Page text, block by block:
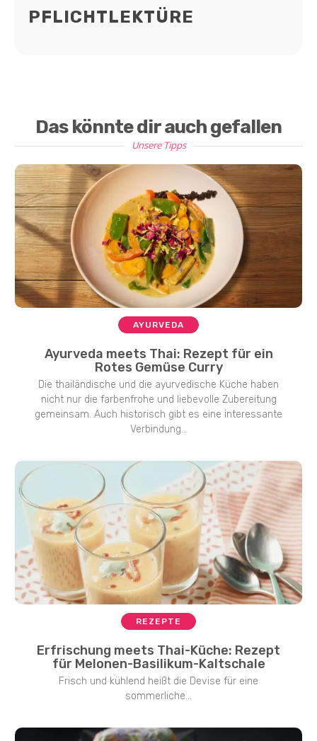
PFLICHTLEKTÜRE
Das könnte dir auch gefallen
Unsere Tipps
AYURVEDA
Ayurveda meets Thai: Rezept für ein
Rotes Gemüse Curry
Die thailändische und die ayurvedische Küche haben
nicht nur die farbenfrohe und liebevolle Zubereitung
gemeinsam. Auch historisch gibt es eine interessante
Verbindung...
REZEPTE
Erfrischung meets Thai-Küche: Rezept
für Melonen-Basilikum-Kaltschale
Frisch und kühlend heißt die Devise für eine
sommerliche...